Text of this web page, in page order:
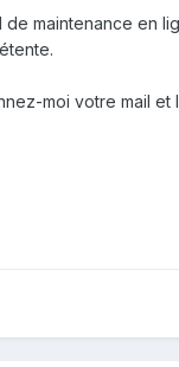
maintenance en
moi votre mail